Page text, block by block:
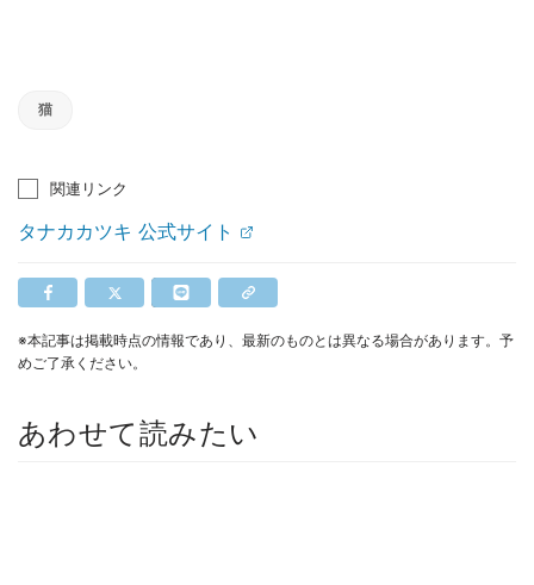
猫
関連リンク
タナカカツキ 公式サイト
※本記事は掲載時点の情報であり、最新のものとは異なる場合があります。予
めご了承ください。
あわせて読みたい